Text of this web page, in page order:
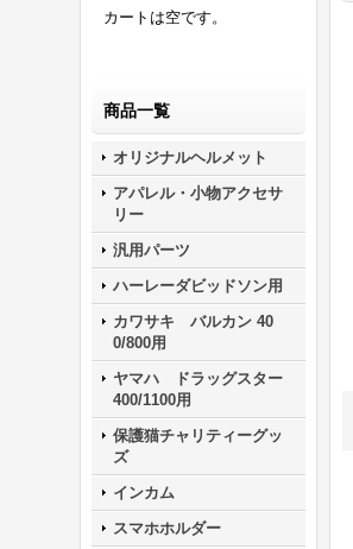
カートは空です。
商品一覧
オリジナルヘルメット
アパレル・小物アクセサ
リー
汎用パーツ
ハーレーダビッドソン用
カワサキ バルカン 40
0/800用
ヤマハ ドラッグスター
400/1100用
保護猫チャリティーグッ
ズ
インカム
スマホホルダー